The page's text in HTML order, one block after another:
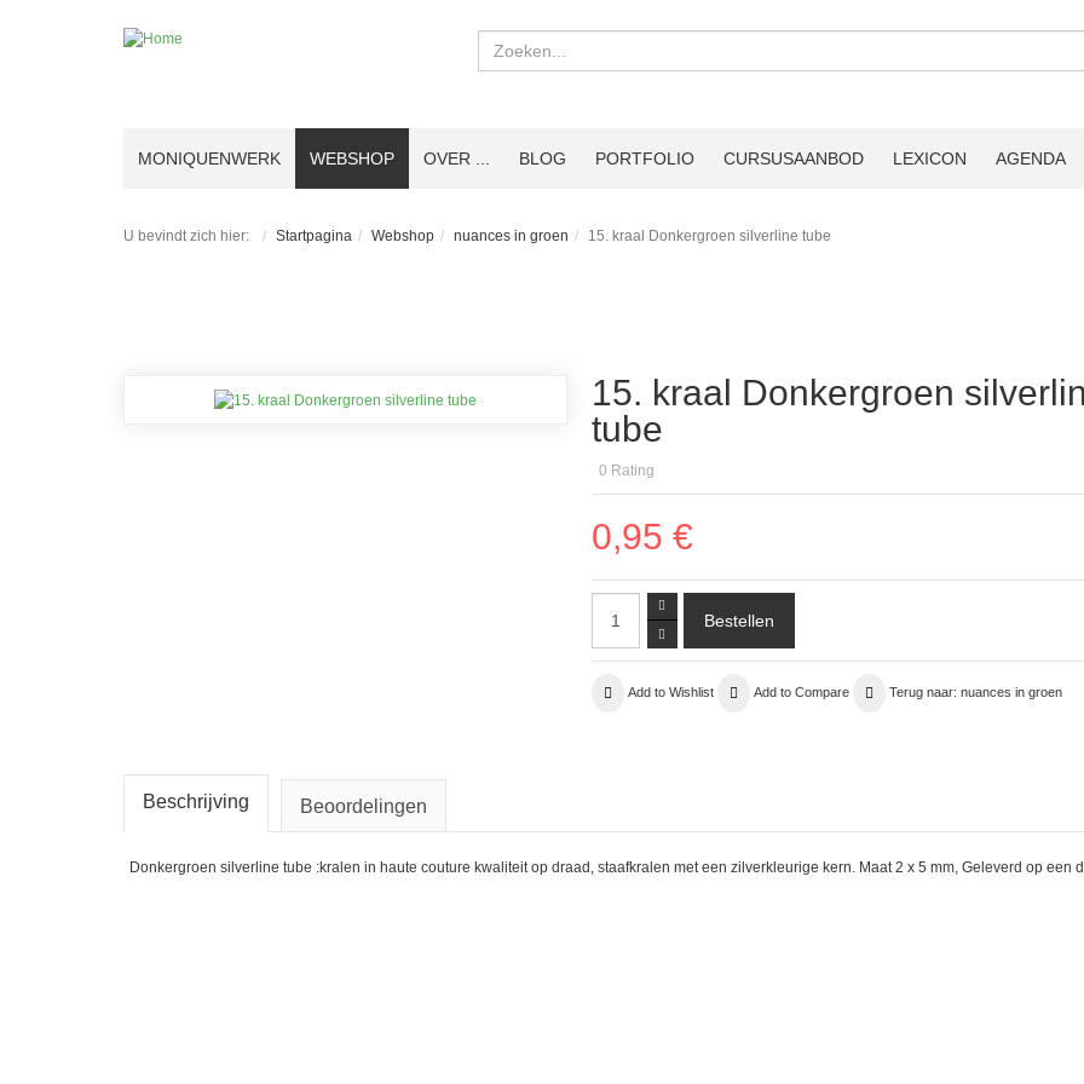
MONIQUENWERK WEBSHOP OVER ... BLOG PORTFOLIO CURSUSAANBOD LEXICON AGENDA
U bevindt zich hier: Startpagina Webshop nuances in groen 15. kraal Donkergroen silverline tube
15. kraal Donkergroen
tube
0 Rating
0,95 €
Add to Wishlist Add to Compare Terug naar: nuances in groen
Beschrijving Beoordelingen
Donkergroen silverline tube :kralen in haute couture kwaliteit op draad, staafkralen met een zilverkleurige kern. Maat 2 x 5 mm, Geleverd op een